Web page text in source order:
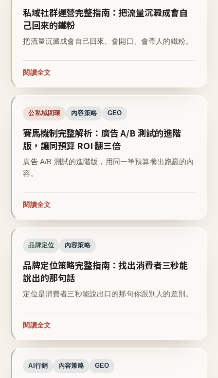
私域社群運營完整指南：把流量沉澱成會自
己回來的鐵粉
把流量沉澱成會自己回來、會開口、會帶人的鐵粉。
閱讀全文
公私域閉環 內容策略 GEO
賽馬機制完整解析：廣告 A/B 測試的進階
版，讓同預算 ROI 翻三倍
廣告 A/B 測試的進階版，用同一筆預算養出跑贏的內
容。
閱讀全文
品牌定位 內容策略
品牌定位策略完整指南：找出消費者三秒能
說出的那句話
定位是消費者三秒能說出口的那句你跟別人的差別。
閱讀全文
AI行銷 內容策略 GEO